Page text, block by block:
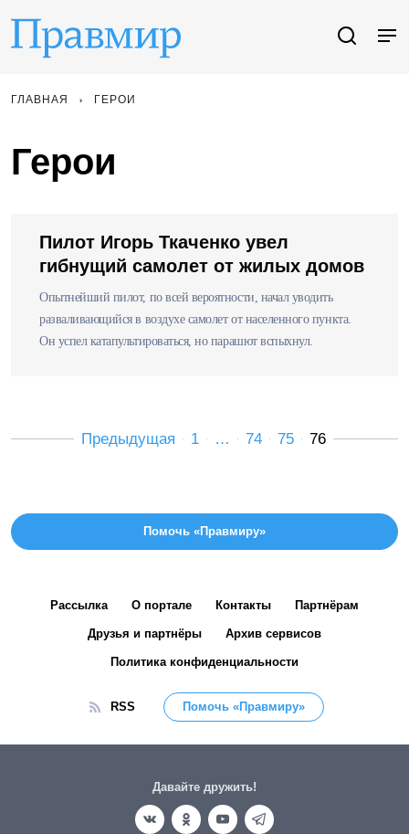
ГЛАВНАЯ ГЕРОИ
Герои
Пилот Игорь Ткаченко увел
гибнущий самолет от жилых домов
Опытнейший пилот, по всей вероятности, начал уводить
разваливающийся в воздухе самолет от населенного пункта.
Он успел катапультироваться, но парашют вспыхнул.
Предыдущая 1 … 74 75 76
Помочь «Правмиру»
Рассылка О портале Контакты Партнёрам
Друзья и партнёры Архив сервисов
Политика конфиденциальности
RSS Помочь «Правмиру»
Давайте дружить!